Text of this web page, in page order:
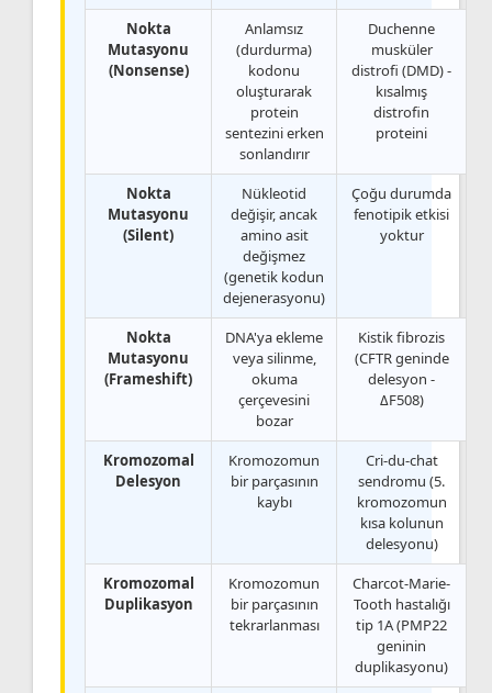
Nokta
Mutasyonu
(Nonsense)
Anlamsız
(durdurma)
kodonu
oluşturarak
protein
sentezini erken
sonlandırır
Duchenne
musküler
distrofi (DMD) -
kısalmış
distrofin
proteini
Nokta
Mutasyonu
(Silent)
Nükleotid
değişir, ancak
amino asit
değişmez
(genetik kodun
dejenerasyonu)
Çoğu durumda
fenotipik etkisi
yoktur
Nokta
Mutasyonu
(Frameshift)
DNA'ya ekleme
veya silinme,
okuma
çerçevesini
bozar
Kistik fibrozis
(CFTR geninde
delesyon -
ΔF508)
Kromozomal
Delesyon
Kromozomun
bir parçasının
kaybı
Cri-du-chat
sendromu (5.
kromozomun
kısa kolunun
delesyonu)
Kromozomal
Duplikasyon
Kromozomun
bir parçasının
tekrarlanması
Charcot-Marie-
Tooth hastalığı
tip 1A (PMP22
geninin
duplikasyonu)